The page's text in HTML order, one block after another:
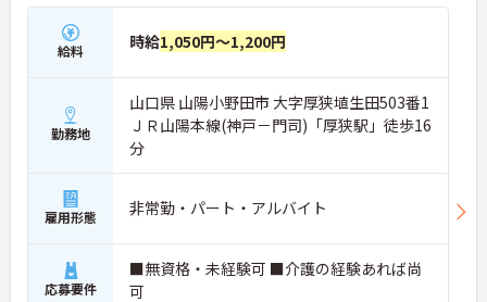
給料 時給1,050円～1,200円
勤務地
山口県 山陽小野田市 大字厚狭埴生田503番1
ＪＲ山陽本線(神戸－門司)「厚狭駅」徒歩16
分
雇用形態 非常勤・パート・アルバイト
応募要件
■無資格・未経験可 ■介護の経験あれば尚
可